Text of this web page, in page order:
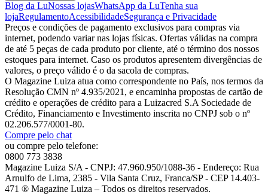
Blog da LuNossas lojasWhatsApp da LuTenha sua
lojaRegulamentoAcessibilidadeSegurança e Privacidade
Preços e condições de pagamento exclusivos para compras via
internet, podendo variar nas lojas físicas. Ofertas válidas na compra
de até 5 peças de cada produto por cliente, até o término dos nossos
estoques para internet. Caso os produtos apresentem divergências de
valores, o preço válido é o da sacola de compras.
O Magazine Luiza atua como correspondente no País, nos termos da
Resolução CMN nº 4.935/2021, e encaminha propostas de cartão de
crédito e operações de crédito para a Luizacred S.A Sociedade de
Crédito, Financiamento e Investimento inscrita no CNPJ sob o nº
02.206.577/0001-80.
Compre pelo chat
ou compre pelo telefone:
0800 773 3838
Magazine Luiza S/A - CNPJ: 47.960.950/1088-36 - Endereço: Rua
Arnulfo de Lima, 2385 - Vila Santa Cruz, Franca/SP - CEP 14.403-
471 ® Magazine Luiza – Todos os direitos reservados.